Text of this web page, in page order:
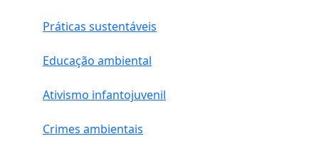
Práticas sustentáveis
Educação ambiental
Ativismo infantojuvenil
Crimes ambientais